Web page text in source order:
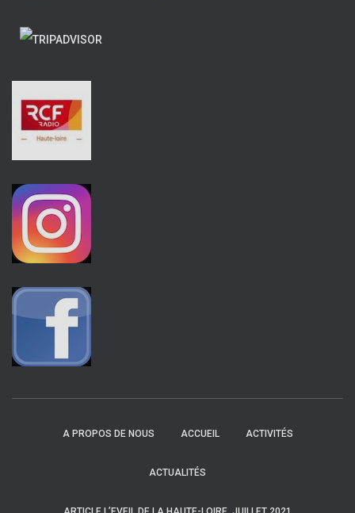
A PROPOS DE NOUS ACCUEIL ACTIVITÉS
ACTUALITÉS